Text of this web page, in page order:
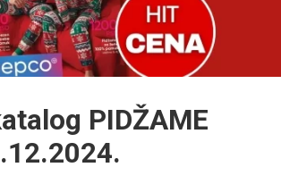
PIDŽAME